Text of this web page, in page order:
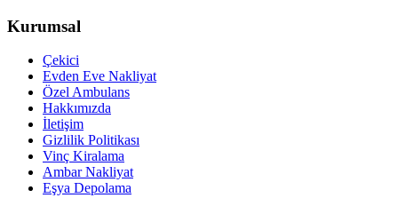
Kurumsal
Çekici
Evden Eve Nakliyat
Özel Ambulans
Hakkımızda
İletişim
Gizlilik Politikası
Vinç Kiralama
Ambar Nakliyat
Eşya Depolama